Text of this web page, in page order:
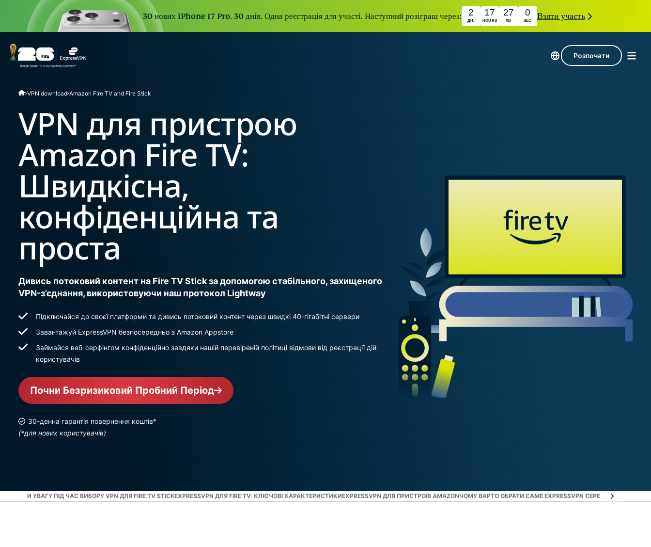
30 нових iPhone 17 Pro. 30 днів. Одна реєстрація для участі. Наступний розіграш через: 2
ДН.
17
HOURS
26
ХВ
59
SEC Взяти участь
Розпочати
VPN download Amazon Fire TV and Fire Stick
VPN для пристрою
Amazon Fire TV:
Швидкісна,
конфіденційна та
проста
Дивись потоковий контент на Fire TV Stick за допомогою стабільного, захищеного
VPN-з’єднання, використовуючи наш протокол Lightway
Підключайся до своєї платформи та дивись потоковий контент через швидкі 40-гігабітні сервери
Завантажуй ExpressVPN безпосередньо з Amazon Appstore
Займайся веб-серфінгом конфіденційно завдяки нашій перевіреній політиці відмови від реєстрації дій
користувачів
Почни Безризиковий Пробний Період
30-денна гарантія повернення коштів*
(*для нових користувачів)
УВАГУ ПІД ЧАС ВИБОРУ VPN ДЛЯ FIRE TV STICKEXPRESSVPN ДЛЯ FIRE TV: КЛЮЧОВІ ХАРАКТЕРИСТИКИEXPRESSVPN ДЛЯ ПРИСТРОЇВ AMAZONЧОМУ ВАРТО ОБРАТИ САМЕ EXPRESSVPN СЕРЕД УСІХ ІНШИХ